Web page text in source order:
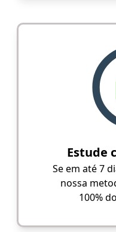
Estude
Se em até 7
nossa
100%